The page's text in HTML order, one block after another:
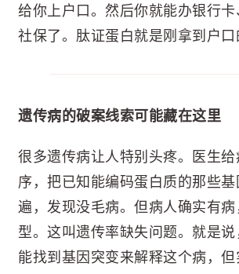
给你上户口。然后你就能办银行
社保了。肽证蛋白就是刚拿到户口
遗传病的破案线索可能藏在这里
很多遗传病让人特别头疼。医生给
序，把已知能编码蛋白质的那些
遍，发现没毛病。但病人确实有
型。这叫遗传率缺失问题。就是
能找到基因突变来解释这个病，